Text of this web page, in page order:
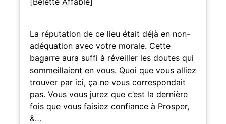
La réputation de ce lieu était déjà en non-
adéquation avec votre morale. Cette
bagarre aura suffi à réveiller les doutes qui
sommeillaient en vous. Quoi que vous alliez
trouver par ici, ça ne vous correspondait
pas. Vous vous jurez que c’est la dernière
fois que vous faisiez confiance à Prosper,
&…